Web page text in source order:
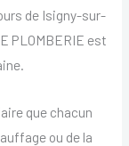
de Isigny-sur-
PLOMBERIE est
que chacun
ou de la